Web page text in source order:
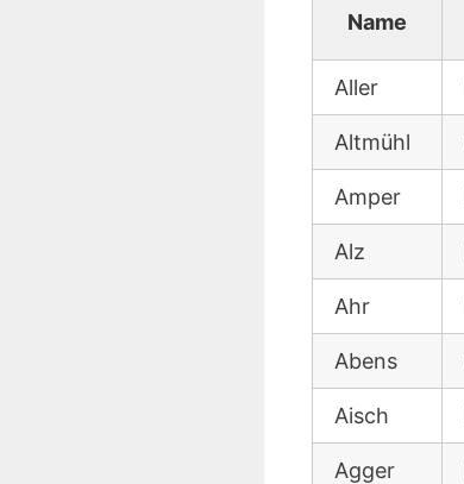
Name
Aller
Altmühl
Amper
Alz
Ahr
Abens
Aisch
Agger